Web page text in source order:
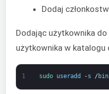
Dodaj
Dodając użytkownika do
użytkownika w
1 sudo useradd -s / bin